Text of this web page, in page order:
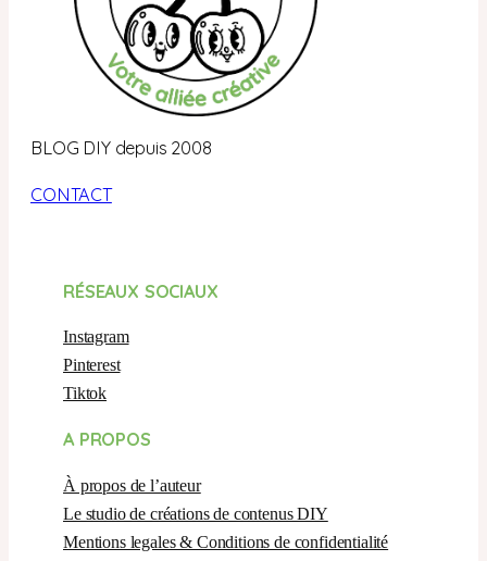
BLOG DIY depuis 2008
CONTACT
RÉSEAUX SOCIAUX
Instagram
Pinterest
Tiktok
A PROPOS
À propos de l’auteur
Le studio de créations de contenus DIY
Mentions legales & Conditions de confidentialité